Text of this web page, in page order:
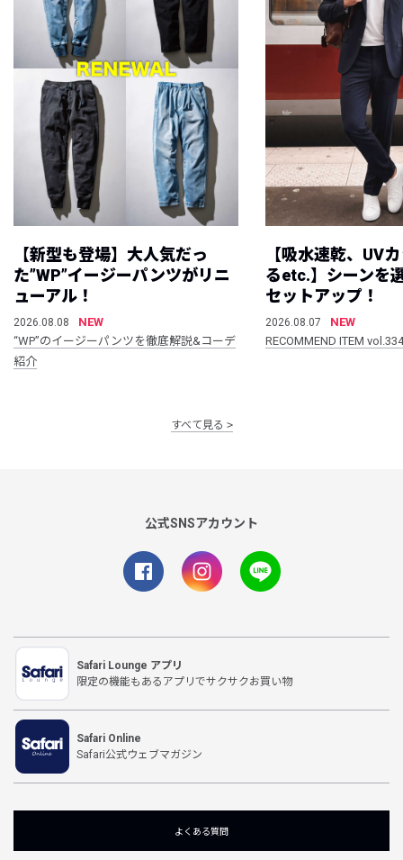
【新型も登場】大人気だっ
た”WP”イージーパンツがリニ
ューアル！
2026.08.08
NEW
“WP”のイージーパンツを徹底解説&コーデ
紹介
【吸水速乾、UV
るetc.】シーンを
セットアップ！
2026.08.07
NEW
RECOMMEND ITEM vol.334
すべて見る
公式SNSアカウント
Safari Lounge アプリ
限定の機能もあるアプリでサクサクお買い物
Safari Online
Safari公式ウェブマガジン
よくある質問